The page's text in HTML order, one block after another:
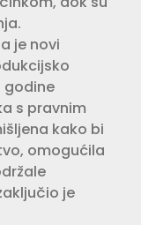
je novi
godine
s pravnim
kako bi
omogućila
je